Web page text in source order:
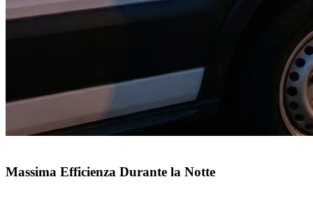
Massima Efficienza Durante la Notte